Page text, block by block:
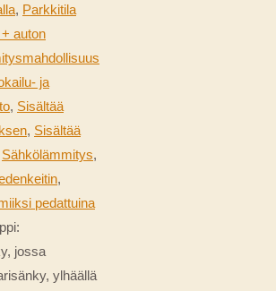
, Parkkitila
auton
ja
, Sisältää
, Sisältää
Sähkölämmitys,
,
pedattuina
jossa
ylhäällä